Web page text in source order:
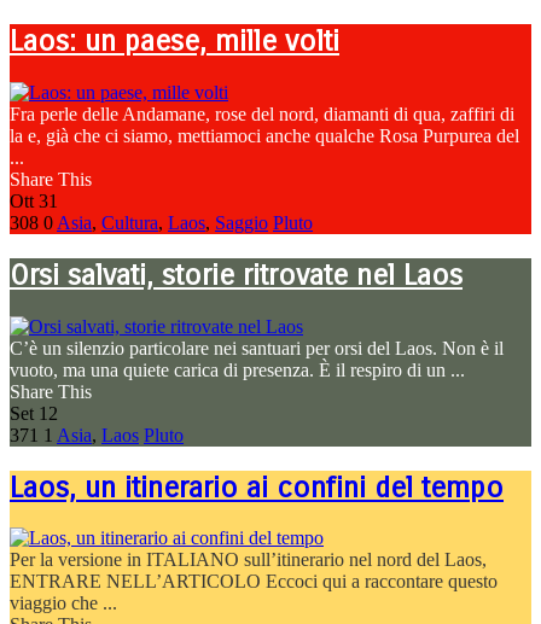
Laos: un paese, mille volti
Fra perle delle Andamane, rose del nord, diamanti di qua, zaffiri di
la e, già che ci siamo, mettiamoci anche qualche Rosa Purpurea del
...
Share This
Ott 31
308 0 Asia, Cultura, Laos, Saggio Pluto
Orsi salvati, storie ritrovate nel Laos
C’è un silenzio particolare nei santuari per orsi del Laos. Non è il
vuoto, ma una quiete carica di presenza. È il respiro di un ...
Share This
Set 12
371 1 Asia, Laos Pluto
Laos, un itinerario ai confini del tempo
Per la versione in ITALIANO sull’itinerario nel nord del Laos,
ENTRARE NELL’ARTICOLO Eccoci qui a raccontare questo
viaggio che ...